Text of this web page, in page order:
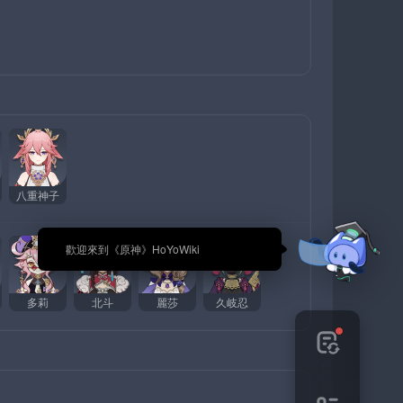
🎉 歡迎來到《原神》HoYoWiki
八重神子
多莉 北斗 麗莎 久岐忍